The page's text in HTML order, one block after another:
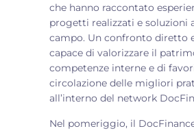
che hanno raccontato
progetti realizzati e soluzioni
campo. Un confronto diretto
capace di valorizzare il
competenze interne e di
circolazione delle migliori
all’interno del network
Nel pomeriggio, il